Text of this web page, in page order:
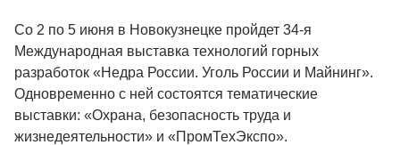
Со 2 по 5 июня в Новокузнецке пройдет 34-я
Международная выставка технологий горных
разработок «Недра России. Уголь России и Майнинг».
Одновременно с ней состоятся тематические
выставки: «Охрана, безопасность труда и
жизнедеятельности» и «ПромТехЭкспо».